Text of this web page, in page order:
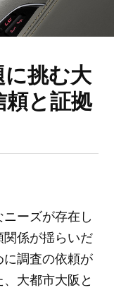
挑む大
頼と証拠
ーズが存在し
係が揺らいだ
に調査の依頼が
大都市大阪と